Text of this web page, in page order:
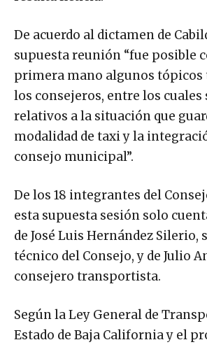
De acuerdo al dictamen de
supuesta reunión “fue posible
primera mano algunos tópicos
los consejeros, entre los
relativos a la situación que
modalidad de taxi y la
consejo municipal”.
De los 18 integrantes del
esta supuesta sesión solo
de José Luis Hernández Silerio,
técnico del Consejo, y de Julio
consejero transportista.
Según la Ley General de
Estado de Baja California y el